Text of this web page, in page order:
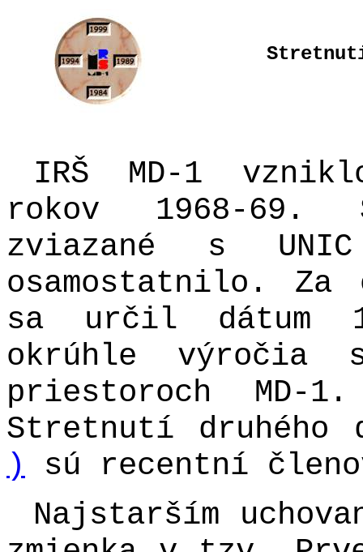
IRŠ MD-1
rokov 1968-69.
zviazané s
osamostatnilo.
sa určil dátum
okrúhle výročia
priestoroch MD-
Stretnutí druhého
) sú recentní
Najstarším